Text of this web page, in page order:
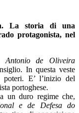
La storia di una
protagonista, nel
Antonio de Oliveira
In questa veste
poteri. E’ l’inizio del
portoghese.
un duro regime che,
e de Defesa do